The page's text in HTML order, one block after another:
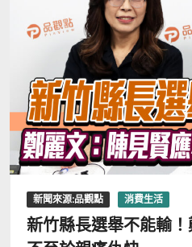
新聞來源:品觀點 消費生活
新竹縣長選舉不能輸